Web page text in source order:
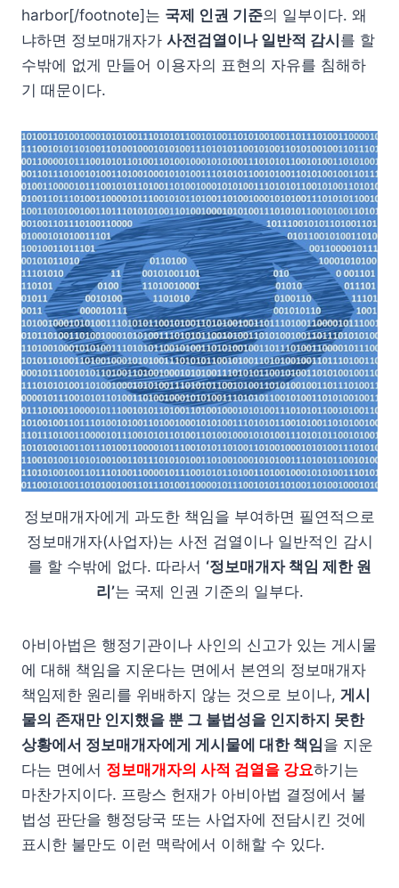
harbor[/footnote]는 국제 인권 기준의 일부이다. 왜
냐하면 정보매개자가 사전검열이나 일반적 감시를 할
수밖에 없게 만들어 이용자의 표현의 자유를 침해하
기 때문이다.
정보매개자에게 과도한 책임을 부여하면 필연적으로
정보매개자(사업자)는 사전 검열이나 일반적인 감시
를 할 수밖에 없다. 따라서 ‘정보매개자 책임 제한 원
리’는 국제 인권 기준의 일부다.
아비아법은 행정기관이나 사인의 신고가 있는 게시물
에 대해 책임을 지운다는 면에서 본연의 정보매개자
책임제한 원리를 위배하지 않는 것으로 보이나, 게시
물의 존재만 인지했을 뿐 그 불법성을 인지하지 못한
상황에서 정보매개자에게 게시물에 대한 책임을 지운
다는 면에서 정보매개자의 사적 검열을 강요하기는
마찬가지이다. 프랑스 헌재가 아비아법 결정에서 불
법성 판단을 행정당국 또는 사업자에 전담시킨 것에
표시한 불만도 이런 맥락에서 이해할 수 있다.